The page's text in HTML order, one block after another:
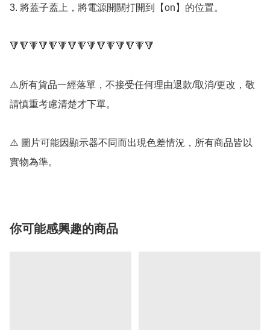
3. 將蓋子蓋上，將電源開關打開到【on】的位置。
🔻🔻🔻🔻🔻🔻🔻🔻🔻🔻🔻🔻🔻🔻🔻
⚠️所有貨品一經落單，不接受任何理由退款/取消/更改，敬
請慎重考慮清楚才下單。
⚠️ 圖片可能因顯示器不同而出現色差情況，所有商品皆以
實物為準。
你可能感興趣的商品